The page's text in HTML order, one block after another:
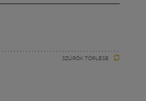
SZŰRŐK TÖRLÉSE